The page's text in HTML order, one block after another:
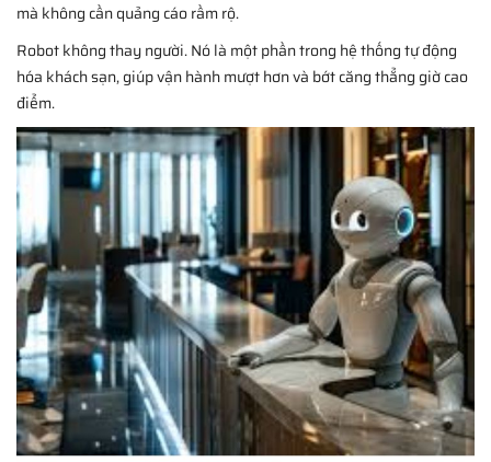
mà không cần quảng cáo rầm rộ.
Robot không thay người. Nó là một phần trong hệ thống tự động
hóa khách sạn, giúp vận hành mượt hơn và bớt căng thẳng giờ cao
điểm.